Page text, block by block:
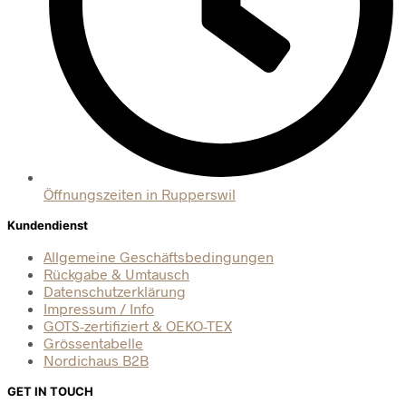
Öffnungszeiten in Rupperswil
Kundendienst
Allgemeine Geschäftsbedingungen
Rückgabe & Umtausch
Datenschutzerklärung
Impressum / Info
GOTS-zertifiziert & OEKO-TEX
Grössentabelle
Nordichaus B2B
GET IN TOUCH